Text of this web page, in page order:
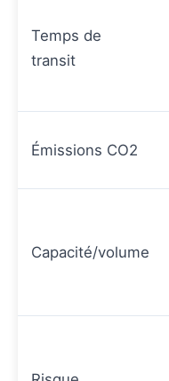
Temps de
transit
Émissions CO2
Capacité/volume